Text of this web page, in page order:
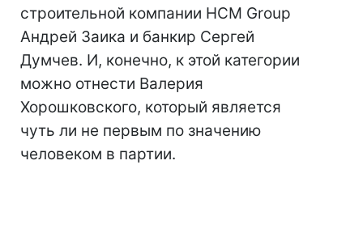
строительной компании HCM Group
Андрей Заика и банкир Сергей
Думчев. И, конечно, к этой категории
можно отнести Валерия
Хорошковского, который является
чуть ли не первым по значению
человеком в партии.